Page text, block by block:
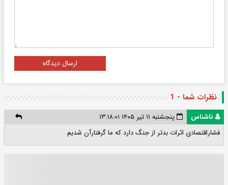
ارسال دیدگاه
نظرات شما - 1
ناشناس
پنجشنبه ۱۱ تیر ۱۴۰۵ ۱۳:۱۸:۰۱
فشاراقتصادی اثرات بدتر از جنگ دارد که ما گرفتارآن شدیم